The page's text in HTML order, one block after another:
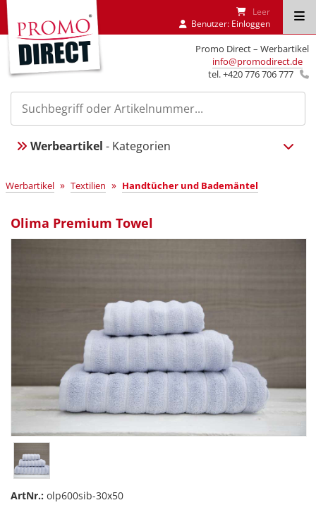
Promo Direct – Werbartikel
info@promodirect.de
tel. +420 776 706 777
Leer
Benutzer: Einloggen
Werbeartikel - Kategorien
Werbartikel » Textilien » Handtücher und Bademäntel
Olima Premium Towel
ArtNr.: olp600sib-30x50